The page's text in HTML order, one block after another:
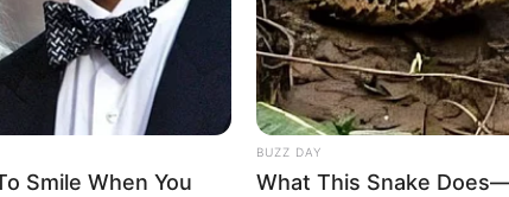
Smile When You
BUZZ DAY
What This Snake